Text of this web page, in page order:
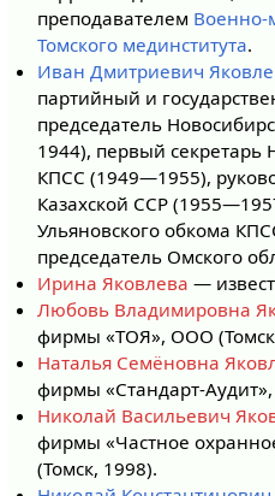
преподавателем Военно-
Томского мединститута.
Иван Дмитриевич
партийный и
председатель
1944), первый секретарь
КПСС (1949—1955),
Казахской ССР
Ульяновского обкома
председатель Омского
Ирина Яковлева —
Любовь Владимировна
фирмы «ТОЯ», ООО
Наталья Семёновна
фирмы «Стандарт-
Николай Васильевич
фирмы «Частное
(Томск, 1998).